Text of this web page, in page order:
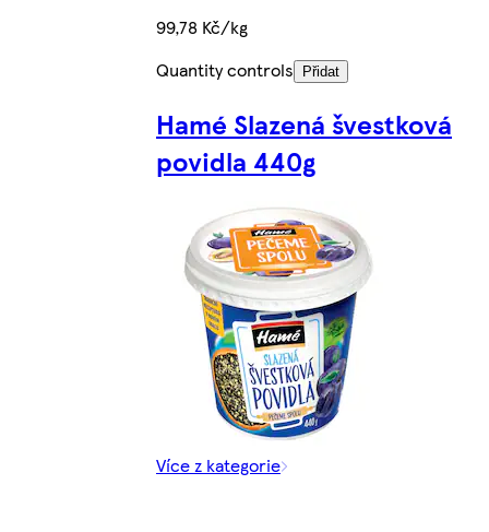
99,78 Kč/kg
Quantity controls
Přidat
Hamé Slazená švestková
povidla 440g
Více z kategorie